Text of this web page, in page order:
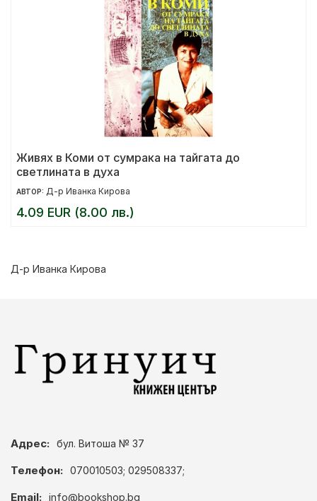
Живях в Коми от сумрака на тайгата до
светлината в духа
АВТОР: Д-р Иванка Кирова
4.09 EUR (8.00 лв.)
Д-р Иванка Кирова
Адрес: бул. Витоша № 37
Телефон: 070010503; 029508337;
Email: info@bookshop.bg